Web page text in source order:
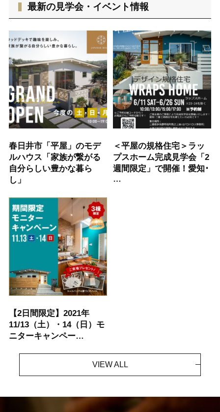
最新の見学会・イベント情報
春日井市「平屋」のモデ
ルハウス「家族が繋がる
自分らしい豊かな暮ら
し」
＜平屋の規格住宅＞ラッ
プスホーム完成見学会「2
週間限定」で開催！愛知･
…
【2日間限定】2021年
11/13（土）・14（日）モ
ニターキャンペー…
VIEW ALL